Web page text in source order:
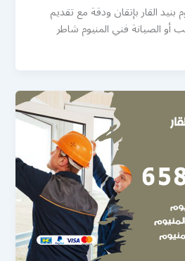
القار بإتقان ودقة مع تقديم
أو الصيانة فني المنيوم شاطر